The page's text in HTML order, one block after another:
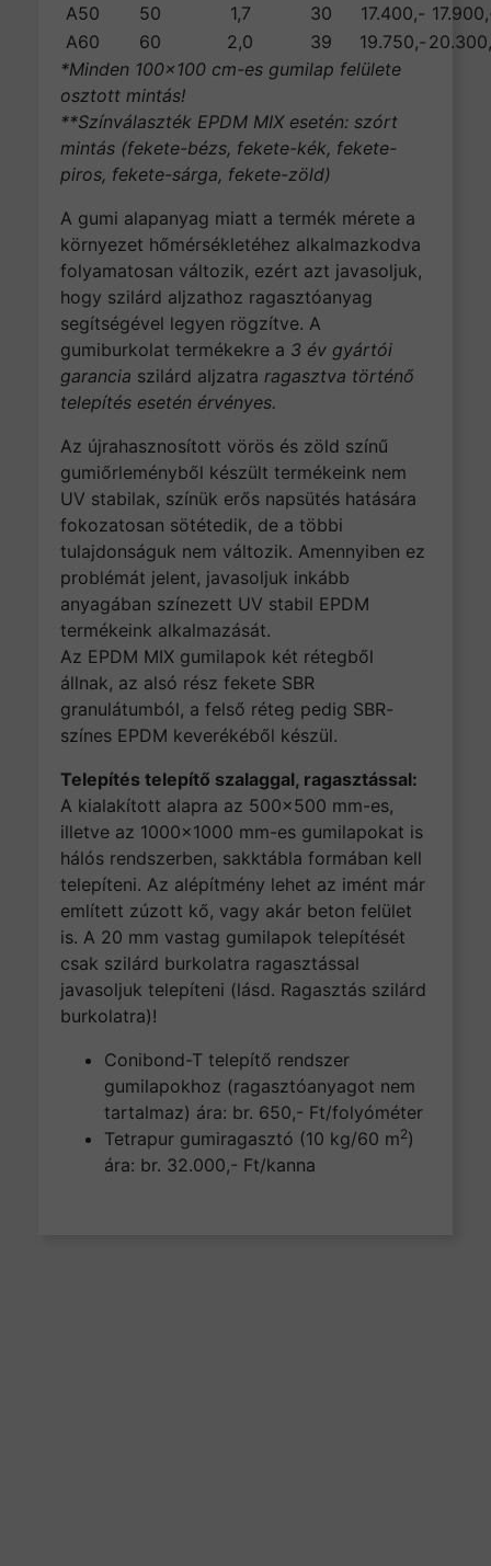
A50
50 1,7 30 17.400,-
A60
60 2,0 39 19.750,-
*Minden 100×100 cm-es gumilap felülete
osztott mintás!
**Színválaszték EPDM MIX esetén: szórt
mintás (fekete-bézs, fekete-kék, fekete-
piros, fekete-sárga, fekete-zöld)
A gumi alapanyag miatt a termék mérete a
környezet hőmérsékletéhez alkalmazkodva
folyamatosan változik, ezért azt javasoljuk,
hogy szilárd aljzathoz ragasztóanyag
segítségével legyen rögzítve. A
gumiburkolat termékekre a 3 év gyártói
garancia szilárd aljzatra ragasztva történő
telepítés esetén érvényes.
Az újrahasznosított vörös és zöld színű
gumiőrleményből készült termékeink nem
UV stabilak, színük erős napsütés hatására
fokozatosan sötétedik, de a többi
tulajdonságuk nem változik. Amennyiben ez
problémát jelent, javasoljuk inkább
anyagában színezett UV stabil EPDM
termékeink alkalmazását.
Az EPDM MIX gumilapok két rétegből
állnak, az alsó rész fekete SBR
granulátumból, a felső réteg pedig SBR-
színes EPDM keverékéből készül.
Telepítés telepítő szalaggal, ragasztással:
A kialakított alapra az 500×500 mm-es,
illetve az 1000×1000 mm-es gumilapokat is
hálós rendszerben, sakktábla formában kell
telepíteni. Az alépítmény lehet az imént már
említett zúzott kő, vagy akár beton felület
is. A 20 mm vastag gumilapok telepítését
csak szilárd burkolatra ragasztással
javasoljuk telepíteni (lásd. Ragasztás szilárd
burkolatra)!
Conibond-T telepítő rendszer
gumilapokhoz (ragasztóanyagot nem
tartalmaz) ára: br. 650,- Ft/folyóméter
Tetrapur gumiragasztó (10 kg/60 m2)
ára: br. 32.000,- Ft/kanna